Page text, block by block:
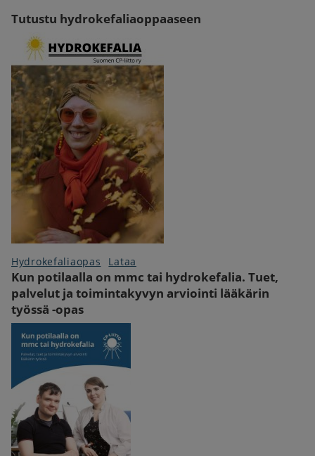
Tutustu hydrokefaliaoppaaseen
Hydrokefaliaopas Lataa
Kun potilaalla on mmc tai hydrokefalia. Tuet,
palvelut ja toimintakyvyn arviointi lääkärin
työssä -opas